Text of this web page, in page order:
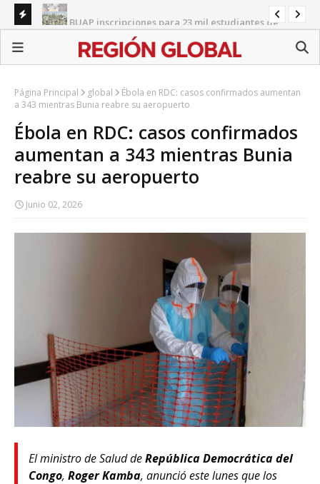
Inicia BUAP inscripciones para 23 mil estudiantes de
Michoacán recibe 1,557 militares y guardias ante alerta
de EU por aguacate
Página Principal global
Ébola en RDC: casos confirmados aumentan
a 343 mientras Bunia reabre su aeropuerto
Ébola en RDC: casos confirmados
aumentan a 343 mientras Bunia
reabre su aeropuerto
Junio 02, 2026
El ministro de Salud deRepública Democrática del
Congo, Roger Kamba, anunció este lunes que los